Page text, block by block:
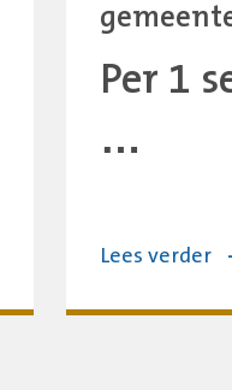
Per 1
…
Lees verder